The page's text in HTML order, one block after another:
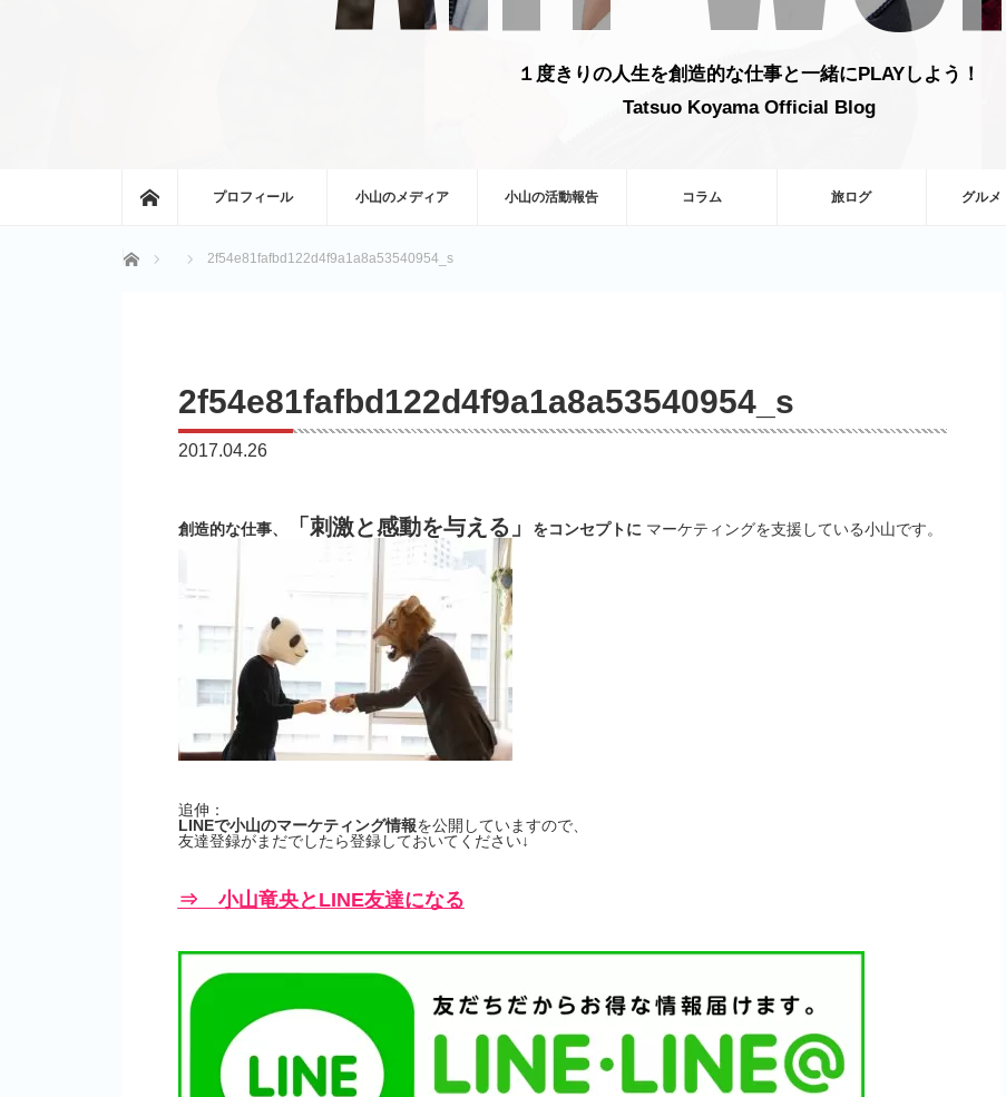
１度きりの人生を創造的な仕事と一緒にPLAYしよう！
Tatsuo Koyama Official Blog
ホームプロフィール 小山のメディア 小山の活動報告 コラム 旅ログ グルメ
ホーム 2f54e81fafbd122d4f9a1a8a53540954_s
2f54e81fafbd122d4f9a1a8a53540954_s
2017.04.26
創造的な仕事、 「刺激と感動を与える」 をコンセプトに マーケティングを支援している小山です。
追伸：
LINEで小山のマーケティング情報を公開していますので、
友達登録がまだでしたら登録しておいてください↓
⇒ 小山竜央とLINE友達になる